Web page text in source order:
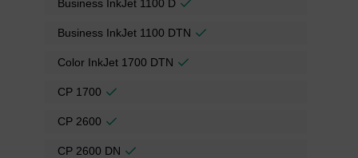
Business InkJet 1100 D
Business InkJet 1100 DTN
Color InkJet 1700 DTN
CP 1700
CP 2600
CP 2600 DN